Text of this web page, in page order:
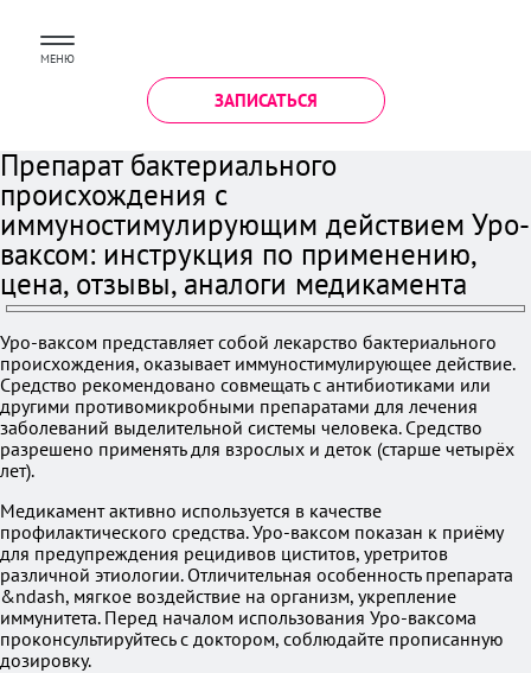
МЕНЮ
ЗАПИСАТЬСЯ
Препарат бактериального
происхождения с
иммуностимулирующим действием Уро-
ваксом: инструкция по применению,
цена, отзывы, аналоги медикамента
Уро-ваксом представляет собой лекарство бактериального
происхождения, оказывает иммуностимулирующее действие.
Средство рекомендовано совмещать с антибиотиками или
другими противомикробными препаратами для лечения
заболеваний выделительной системы человека. Средство
разрешено применять для взрослых и деток (старше четырёх
лет).
Медикамент активно используется в качестве
профилактического средства. Уро-ваксом показан к приёму
для предупреждения рецидивов циститов, уретритов
различной этиологии. Отличительная особенность препарата
&ndash, мягкое воздействие на организм, укрепление
иммунитета. Перед началом использования Уро-ваксома
проконсультируйтесь с доктором, соблюдайте прописанную
дозировку.